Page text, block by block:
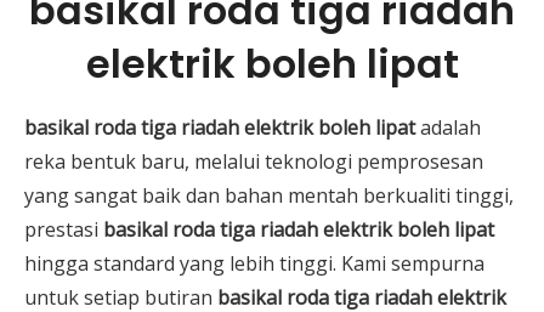
Tiếng Việt
elektrik boleh lipat
basikal roda tiga riadah elektrik boleh lipatadalah
reka bentuk baru, melalui teknologi pemprosesan
yang sangat baik dan bahan mentah berkualiti tinggi,
prestasi basikal roda tiga riadah elektrik boleh lipat
hingga standard yang lebih tinggi. Kami sempurna
untuk setiap butiran basikal roda tiga riadah elektrik